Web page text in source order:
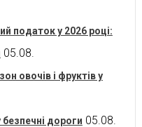
податок у 2026 році:
05.08.
овочів і фруктів у
безпечні дороги 05.08.